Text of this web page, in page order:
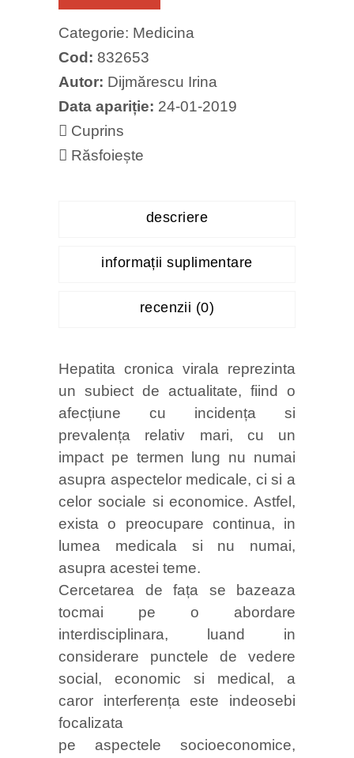
Categorie: Medicina
Cod: 832653
Autor: Dijmărescu Irina
Data apariție: 24-01-2019
Cuprins
Răsfoiește
descriere
informații suplimentare
recenzii (0)
Hepatita cronica virala reprezinta
un subiect de actualitate, fiind o
afecțiune cu incidența si
prevalența relativ mari, cu un
impact pe termen lung nu numai
asupra aspectelor medicale, ci si a
celor sociale si economice. Astfel,
exista o preocupare continua, in
lumea medicala si nu numai,
asupra acestei teme.
Cercetarea de fața se bazeaza
tocmai pe o abordare
interdisciplinara, luand in
considerare punctele de vedere
social, economic si medical, a
caror interferența este indeosebi
focalizata
pe aspectele socioeconomice,